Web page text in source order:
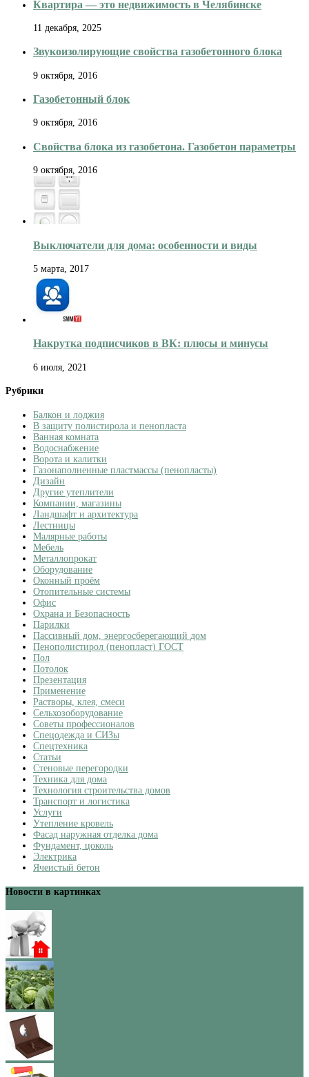
Квартира — это недвижимость в Челябинске
11 декабря, 2025
Звукоизолирующие свойства газобетонного блока
9 октября, 2016
Газобетонный блок
9 октября, 2016
Свойства блока из газобетона. Газобетон параметры
9 октября, 2016
Выключатели для дома: особенности и виды
5 марта, 2017
Накрутка подписчиков в ВК: плюсы и минусы
6 июля, 2021
Рубрики
Балкон и лоджия
В защиту полистирола и пенопласта
Ванная комната
Водоснабжение
Ворота и калитки
Газонаполненные пластмассы (пенопласты)
Дизайн
Другие утеплители
Компании, магазины
Ландшафт и архитектура
Лестницы
Малярные работы
Мебель
Металлопрокат
Оборудование
Оконный проём
Отопительные системы
Офис
Охрана и Безопасность
Парилки
Пассивный дом, энергосберегающий дом
Пенополистирол (пенопласт) ГОСТ
Пол
Потолок
Презентация
Применение
Растворы, клея, смеси
Сельхозоборудование
Советы профессионалов
Спецодежда и СИЗы
Спецтехника
Статьи
Стеновые перегородки
Техника для дома
Технология строительства домов
Транспорт и логистика
Услуги
Утепление кровель
Фасад наружная отделка дома
Фундамент, цоколь
Электрика
Ячеистый бетон
Новости в картинках